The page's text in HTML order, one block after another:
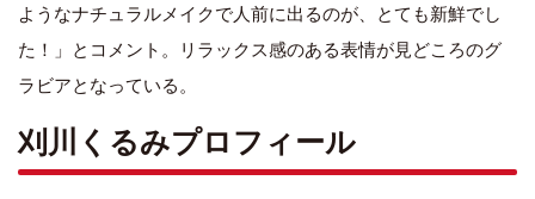
ようなナチュラルメイクで人前に出るのが、とても新鮮でし
た！」とコメント。リラックス感のある表情が見どころのグ
ラビアとなっている。
刈川くるみプロフィール